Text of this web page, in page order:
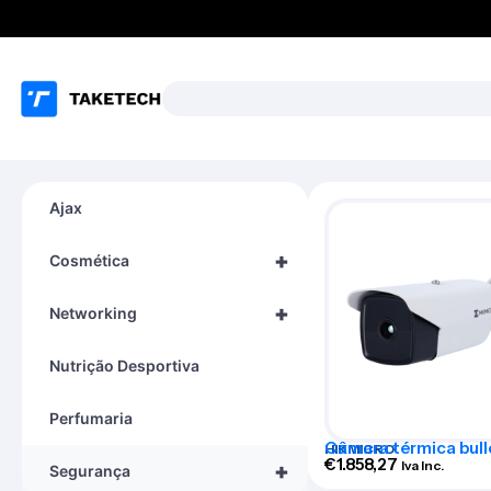
Ajax
+
Cosmética
+
Networking
Nutrição Desportiva
Perfumaria
+
Segurança
HIKMICRO
Câmara térmica
Hikmicro gama PRO
€1.858,27 Iva Inc.